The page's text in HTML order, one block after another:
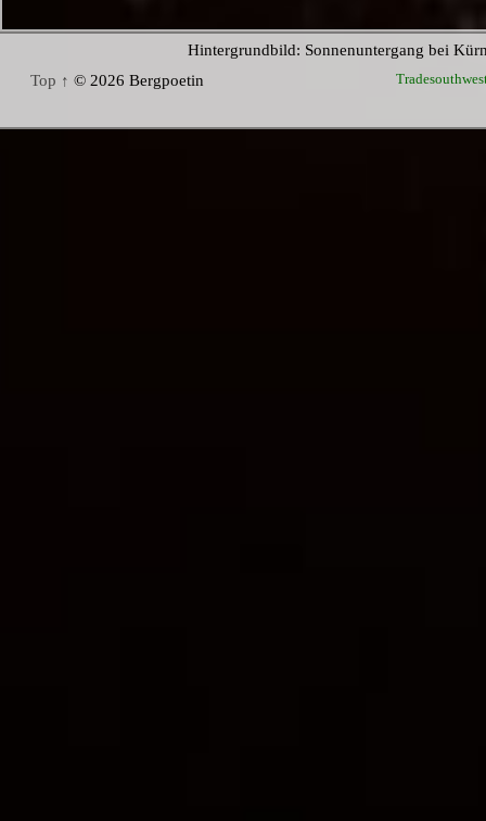
Hintergrundbild: Sonnenuntergang bei
Top ↑ © 2026 Bergpoetin